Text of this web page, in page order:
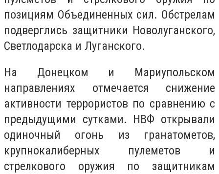
позициям Объединенных сил. Обстрелам
подверглись защитники Новолуганского,
Светлодарска и Луганского.
На Донецком и Мариупольском
направлениях отмечается снижение
активности террористов по сравнению с
предыдущими сутками. НВФ открывали
одиночный огонь из гранатометов,
крупнокалиберных пулеметов и
стрелкового оружия по защитникам